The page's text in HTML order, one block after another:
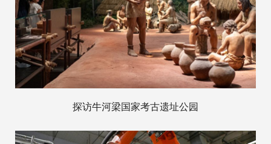
探访牛河梁国家考古遗址公园